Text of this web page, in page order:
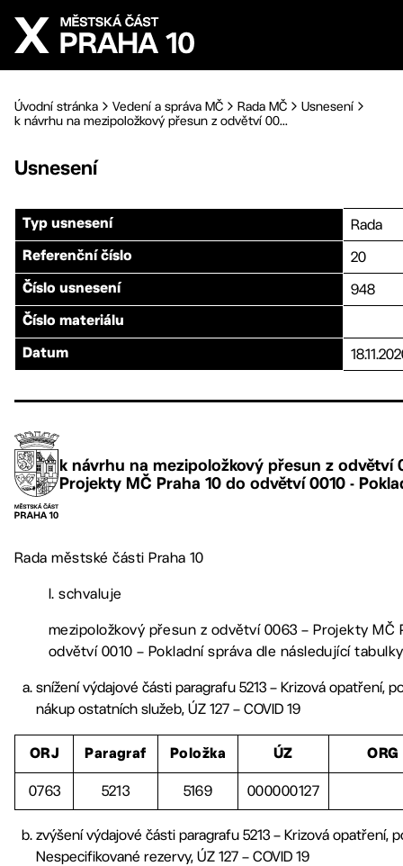
Přejít na hlavní obsah
Úvodní stránka Vedení a správa MČ Rada MČ
Usnesení
k návrhu na mezipoložkový přesun z odvětví 00...
Usnesení
Typ usnesení Rada
Referenční číslo 20
Číslo usnesení 948
Číslo materiálu
Datum
k návrhu na mezipoložkový přesun z odvětví
Projekty MČ Praha 10 do odvětví 0010 -
Rada městské části Praha 10
I. schvaluje
mezipoložkový přesun z odvětví 0063 – Projekty MČ
odvětví 0010 – Pokladní správa dle následující
snížení výdajové části paragrafu 5213 – Krizová opatření,
nákup ostatních služeb, ÚZ 127 – COVID 19
ORJ Paragraf Položka ÚZ ORG
0763 5213 5169 000000127
zvýšení výdajové části paragrafu 5213 – Krizová opatření,
Nespecifikované rezervy, ÚZ 127 – COVID 19